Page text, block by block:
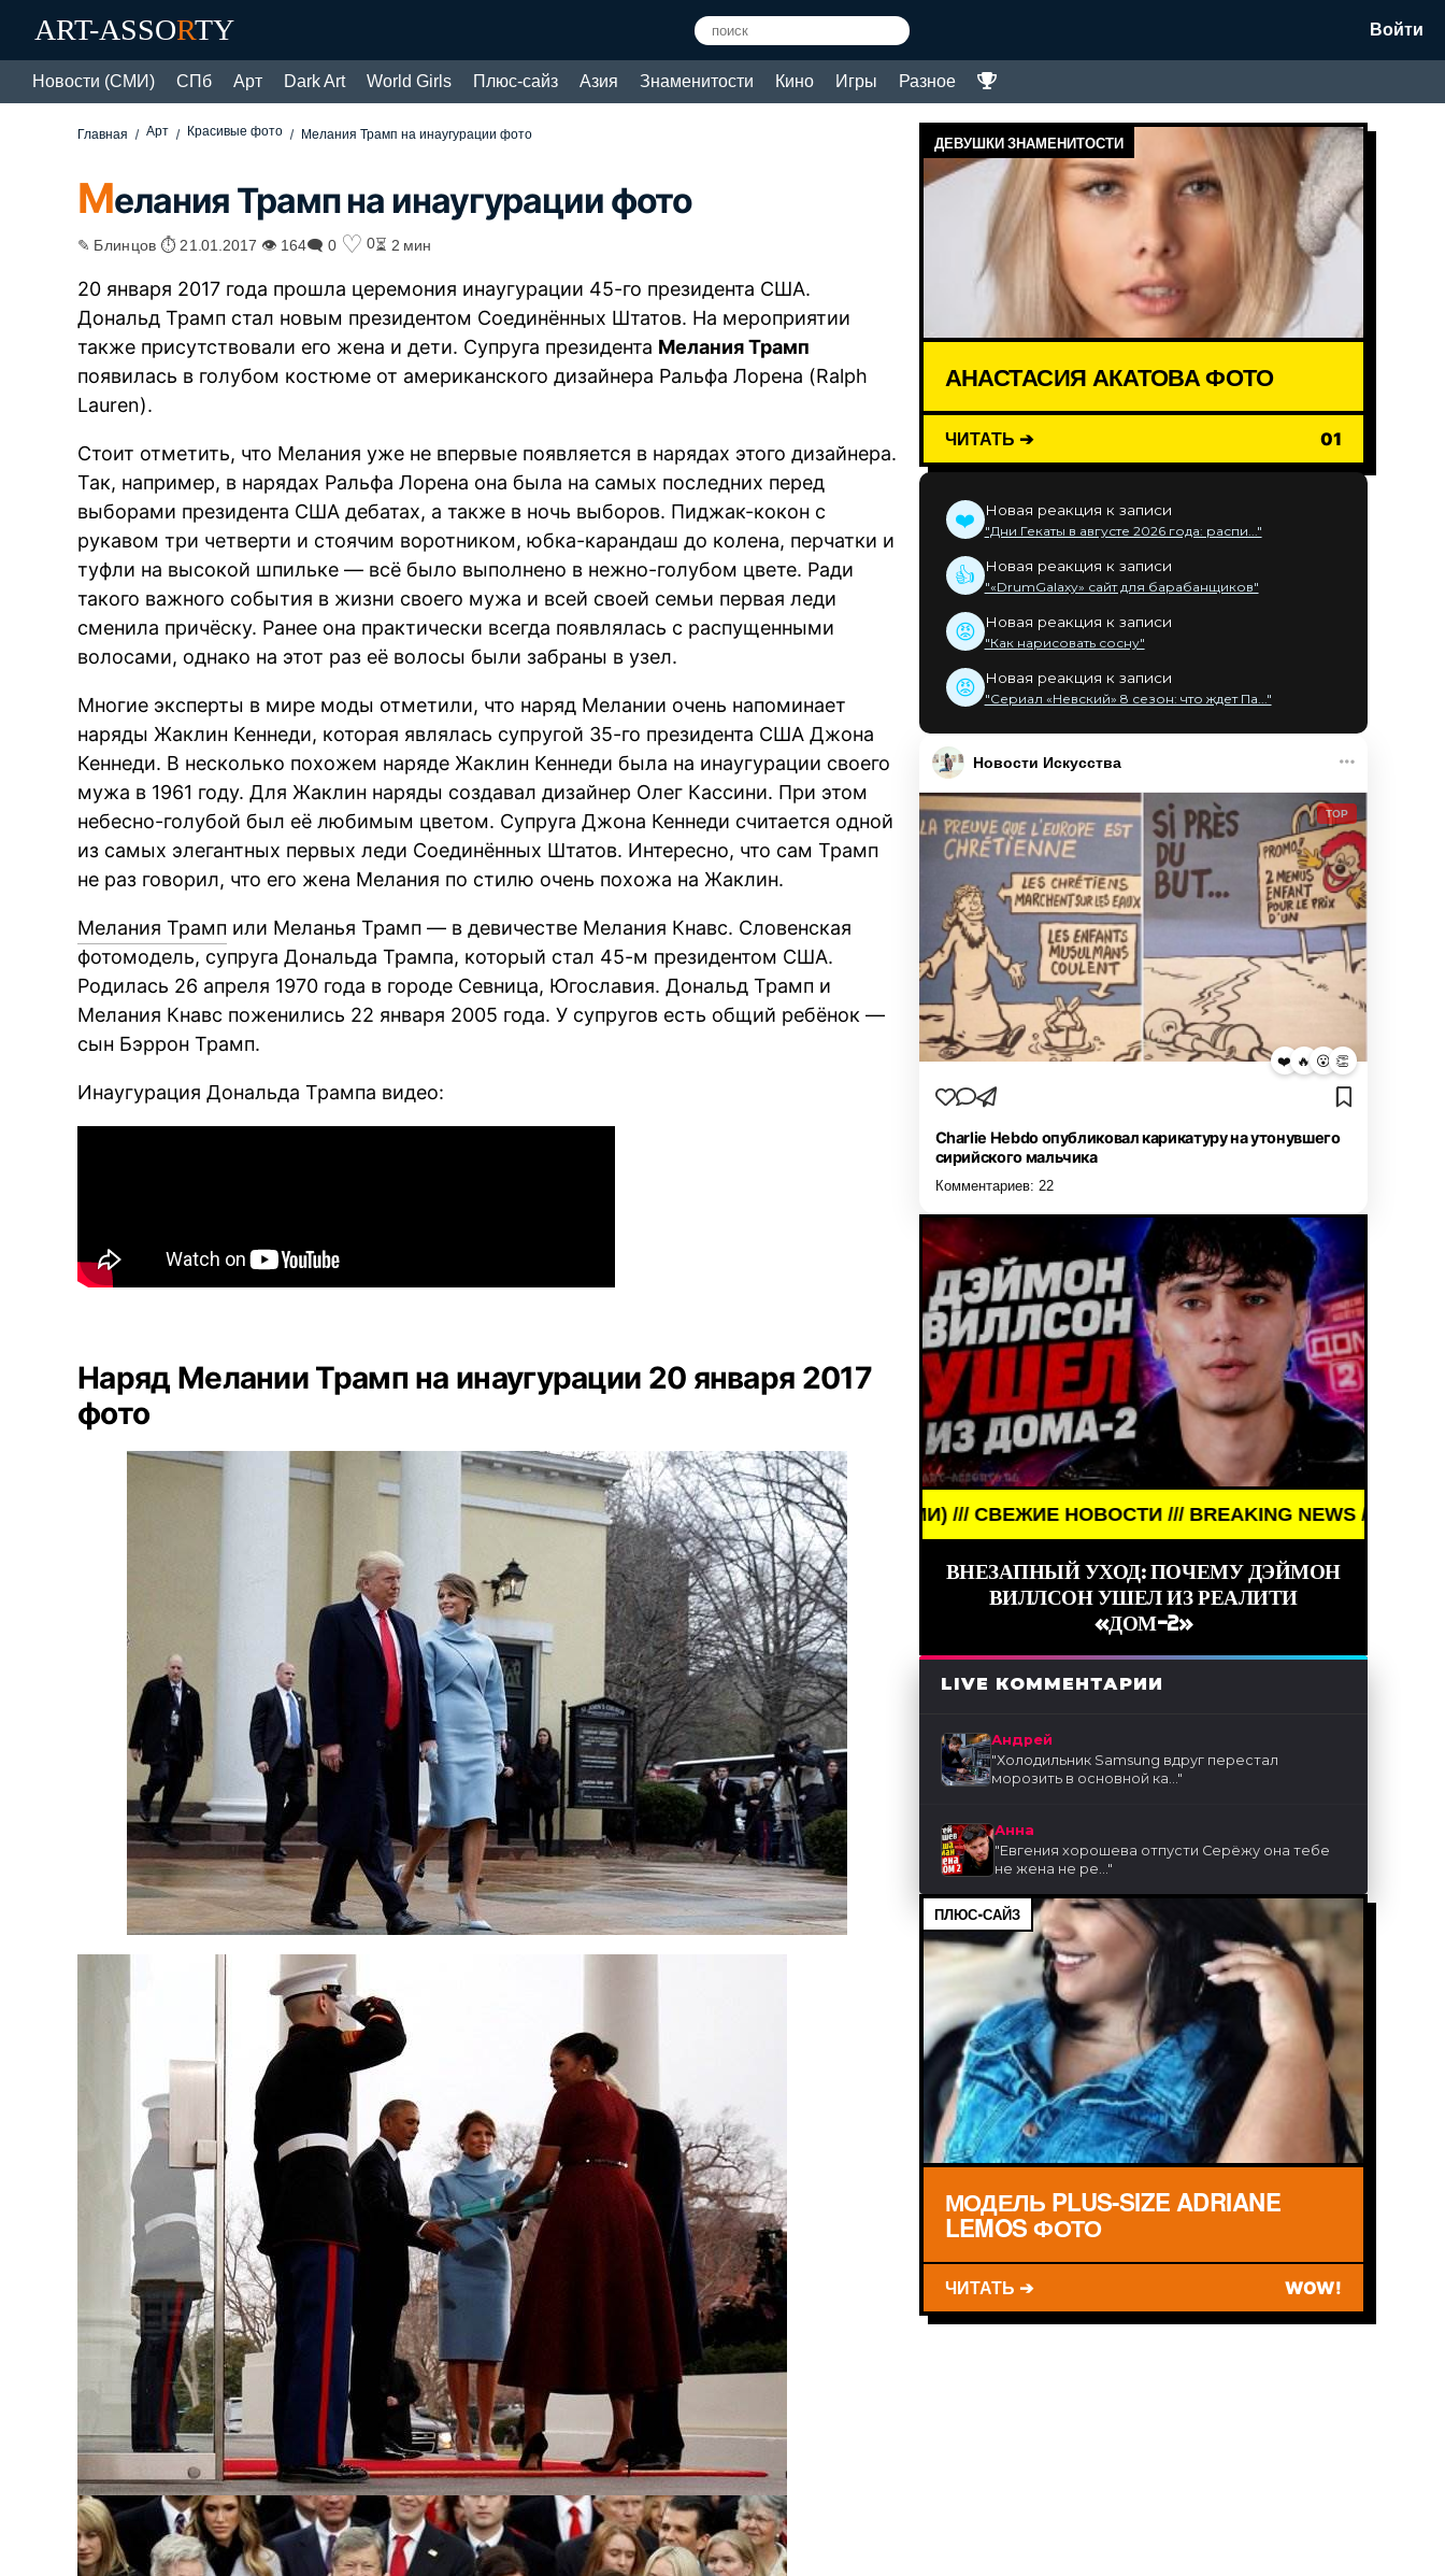
ART-ASSORTY Войти
Новости (СМИ) СПб Арт Dark Art World Girls Плюс-сайз Азия Знаменитости Кино Игры Разное
Главная Арт Красивые фото Мелания Трамп на инаугурации фото
Мелания Трамп на инаугурации фото
✎ Блинцов ⏱ 21.01.2017 👁 164🗨 0 ♡ 0⏳ 2 мин
20 января 2017 года прошла церемония инаугурации 45-го президента США.
Дональд Трамп стал новым президентом Соединённых Штатов. На мероприятии
также присутствовали его жена и дети. Супруга президента Мелания Трамп
появилась в голубом костюме от американского дизайнера Ральфа Лорена (Ralph
Lauren).
Стоит отметить, что Мелания уже не впервые появляется в нарядах этого дизайнера.
Так, например, в нарядах Ральфа Лорена она была на самых последних перед
выборами президента США дебатах, а также в ночь выборов. Пиджак-кокон с
рукавом три четверти и стоячим воротником, юбка-карандаш до колена, перчатки и
туфли на высокой шпильке — всё было выполнено в нежно-голубом цвете. Ради
такого важного события в жизни своего мужа и всей своей семьи первая леди
сменила причёску. Ранее она практически всегда появлялась с распущенными
волосами, однако на этот раз её волосы были забраны в узел.
Многие эксперты в мире моды отметили, что наряд Мелании очень напоминает
наряды Жаклин Кеннеди, которая являлась супругой 35-го президента США Джона
Кеннеди. В несколько похожем наряде Жаклин Кеннеди была на инаугурации своего
мужа в 1961 году. Для Жаклин наряды создавал дизайнер Олег Кассини. При этом
небесно-голубой был её любимым цветом. Супруга Джона Кеннеди считается одной
из самых элегантных первых леди Соединённых Штатов. Интересно, что сам Трамп
не раз говорил, что его жена Мелания по стилю очень похожа на Жаклин.
Мелания Трамп или Меланья Трамп — в девичестве Мелания Кнавс. Словенская
фотомодель, супруга Дональда Трампа, который стал 45-м президентом США.
Родилась 26 апреля 1970 года в городе Севница, Югославия. Дональд Трамп и
Мелания Кнавс поженились 22 января 2005 года. У супругов есть общий ребёнок —
сын Бэррон Трамп.
Инаугурация Дональда Трампа видео:
Наряд Мелании Трамп на инаугурации 20 января 2017
фото
ДЕВУШКИ ЗНАМЕНИТОСТИ
АНАСТАСИЯ АКАТОВА ФОТО
ЧИТАТЬ ➔ 01
❤️ Новая реакция к записи
"Дни Гекаты в августе 2026 года: распи..."
👍 Новая реакция к записи
"«DrumGalaxy» сайт для барабанщиков"
😡 Новая реакция к записи
"Как нарисовать сосну"
😡 Новая реакция к записи
"Сериал «Невский» 8 сезон: что ждет Па..."
Новости Искусства
TOP
❤️ 🔥 😮 👏
Charlie Hebdo опубликовал карикатуру на утонувшего
сирийского мальчика
Комментариев: 22
BREAKING NEWS /// НОВОСТИ (СМИ) /// СВЕЖИЕ НОВОСТИ /// BREAKING NEWS /// НОВОСТИ (СМИ) ///
ВНЕЗАПНЫЙ УХОД: ПОЧЕМУ ДЭЙМОН
ВИЛЛСОН УШЕЛ ИЗ РЕАЛИТИ
«ДОМ-2»
LIVE КОММЕНТАРИИ
Андрей
"Холодильник Samsung вдруг перестал
морозить в основной ка..."
Анна
"Евгения хорошева отпусти Серёжу она тебе
не жена не ре..."
ПЛЮС-САЙЗ
МОДЕЛЬ PLUS-SIZE ADRIANE
LEMOS ФОТО
ЧИТАТЬ ➔ WOW!